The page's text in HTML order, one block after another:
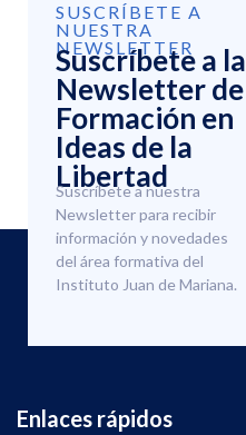
SUSCRÍBETE A
NUESTRA
NEWSLETTER
Suscríbete a la
Newsletter de
Formación en
Ideas de la
Libertad
Suscríbete a nuestra
Newsletter para recibir
información y novedades
del área formativa del
Instituto Juan de Mariana.
Enlaces rápidos